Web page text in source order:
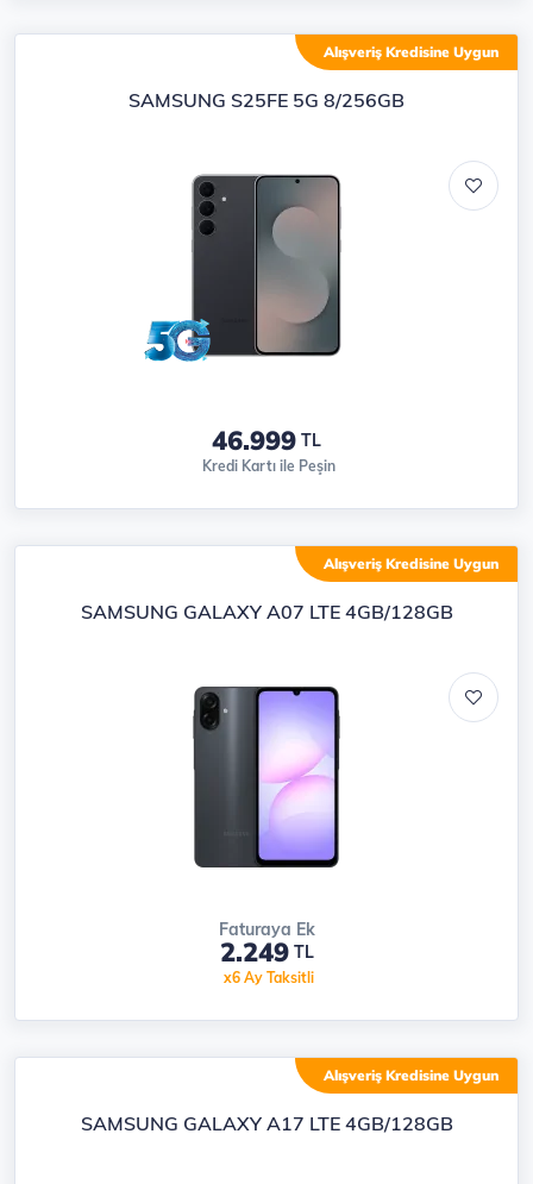
Alışveriş Kredisine Uygun
SAMSUNG S25FE 5G 8/256GB
46.999 TL
Kredi Kartı ile Peşin
Alışveriş Kredisine Uygun
SAMSUNG GALAXY A07 LTE 4GB/128GB
Faturaya Ek
2.249 TL
x6 Ay Taksitli
Alışveriş Kredisine Uygun
SAMSUNG GALAXY A17 LTE 4GB/128GB